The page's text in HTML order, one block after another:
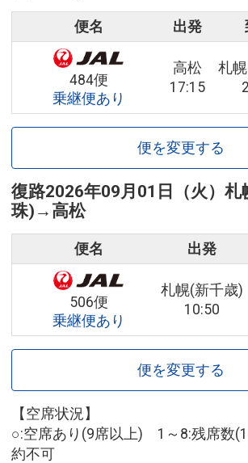
便名 出発
484便
乗継便あり
高松
17:15
札
便を変更する
復路2026年09月01日（火） 札
珠) → 高松
便名 出発
506便
乗継便あり
札幌(新千歳)
10:50
便を変更する
【空席状況】
○:空席あり(9席以上) 1～8:残席数
約不可